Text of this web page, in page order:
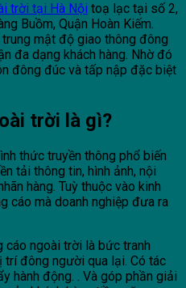
trời tại Hà Nội toạ lạc tại số 2,
Buồm, Quận Hoàn Kiếm.
mật độ giao thông đông
đa dạng khách hàng. Nhờ đó
đông đúc và tấp nập đặc biệt
trời là gì?
thức truyền thông phổ biến
tải thông tin, hình ảnh, nội
hàng. Tuỳ thuộc vào kinh
cáo mà doanh nghiệp đưa ra
cáo ngoài trời là bức tranh
đông người qua lại. Có tác
hành động. . Và góp phần giải